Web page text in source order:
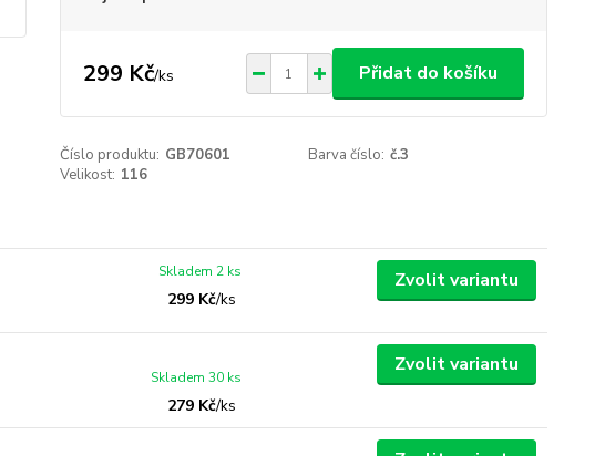
299 Kč/ks Přidat do košíku
Číslo produktu: GB70601 Barva číslo: č.3
Velikost: 116
299 Kč/ks
Skladem 2 ks Zvolit variantu
279 Kč/ks
Skladem 30 ks
Zvolit variantu